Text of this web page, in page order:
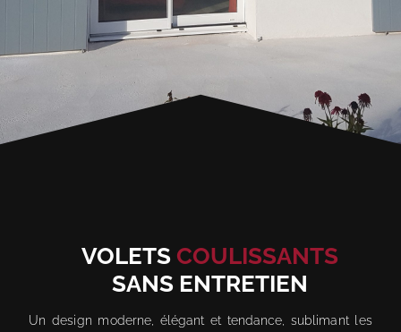
VOLETS COULISSANTS
SANS ENTRETIEN
Un design moderne, élégant et tendance, sublimant les